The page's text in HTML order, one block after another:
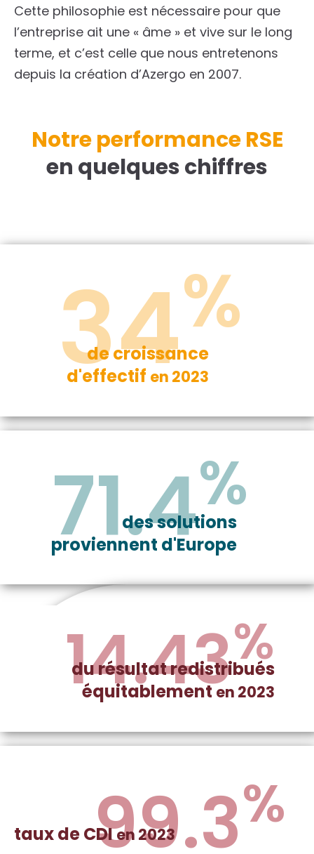
Cette philosophie est nécessaire pour que
l’entreprise ait une « âme » et vive sur le long
terme, et c’est celle que nous entretenons
depuis la création d’Azergo en 2007.
Notre performance RSE
en quelques chiffres
71.4%
des solutions
proviennent d'Europe
34%
de croissance
d'effectif en 2023
14.43%
du résultat redistribués
équitablementen 2023
99.3%
taux de CDIen 2023